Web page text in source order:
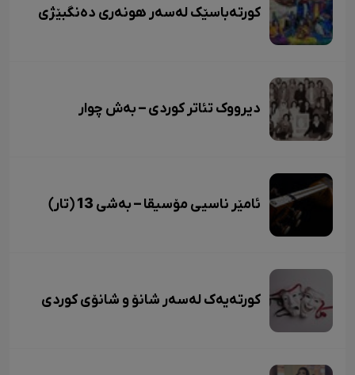
کورتەباسێک لەسەر هونەری دەنگبێژی
دیرووک تئاتر کوردی – بەش چوار
ئامێر ناسیی مۆسیقا – بەشی 13 (تار)
کورتەیەک لەسەر شانۆ و شانۆی کوردی